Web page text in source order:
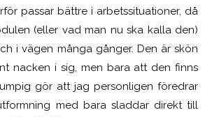
passar bättre i arbetssituationer, då
(eller vad man nu ska kalla den)
i vägen många gånger. Den är skön
nacken i sig, men bara att den finns
gör att jag personligen föredrar
med bara sladdar direkt till